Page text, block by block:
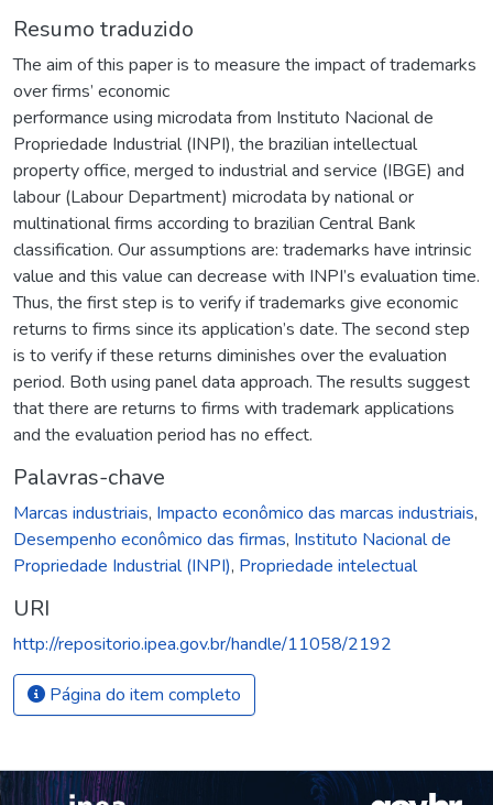
Resumo traduzido
The aim of this paper is to measure the impact of trademarks
over firms’ economic
performance using microdata from Instituto Nacional de
Propriedade Industrial (INPI), the brazilian intellectual
property office, merged to industrial and service (IBGE) and
labour (Labour Department) microdata by national or
multinational firms according to brazilian Central Bank
classification. Our assumptions are: trademarks have intrinsic
value and this value can decrease with INPI’s evaluation time.
Thus, the first step is to verify if trademarks give economic
returns to firms since its application’s date. The second step
is to verify if these returns diminishes over the evaluation
period. Both using panel data approach. The results suggest
that there are returns to firms with trademark applications
and the evaluation period has no effect.
Palavras-chave
Marcas industriais, Impacto econômico das marcas industriais,
Desempenho econômico das firmas, Instituto Nacional de
Propriedade Industrial (INPI), Propriedade intelectual
URI
http://repositorio.ipea.gov.br/handle/11058/2192
Página do item completo